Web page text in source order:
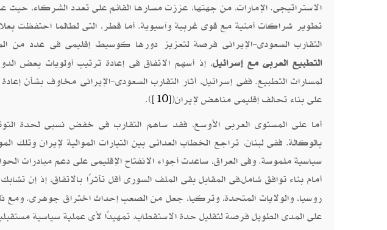
الاستراتيجى. الإمارات، من جهتها، عززت مسارها القائم على تعدد الشركاء، حيث
تطوير شراكات أمنية مع قوى غربية وآسيوية. أما قطر، التى لطالما احتفظت
التقارب السعودى-الإيرانى فرصة لتعزيز دورها كوسيط إقليمى فى عدد من
التطبيع العربى مع إسرائيل، إذ أسهم الاتفاق فى إعادة ترتيب أولويات بعض
لمسارات التطبيع. ففى إسرائيل، أثار التقارب السعودى-الإيرانى مخاوف بشأن
على بناء تحالف إقليمى مناهض لإيران([10]
).
أما على المستوى العربى الأوسع، فقد ساهم التقارب فى خفض نسبى لحدة
بالوكالة. ففى لبنان، تراجع الخطاب العدائى بين التيارات الموالية لإيران وتلك
سياسية ملموسة. وفى العراق، ساعدت أجواء الانفتاح الإقليمى على دعم مبادرات
أمام بناء توافق شامل.فى المقابل بقى الملف السورى أقل تأثرًا بالاتفاق، إذ إن
روسيا، والولايات المتحدة، وتركيا، جعل من الصعب إحداث اختراق جوهرى. ومع
على المدى الطويل فرصة لتقليل حدة الاستقطاب، تمهيدًا لأى عملية سياسية